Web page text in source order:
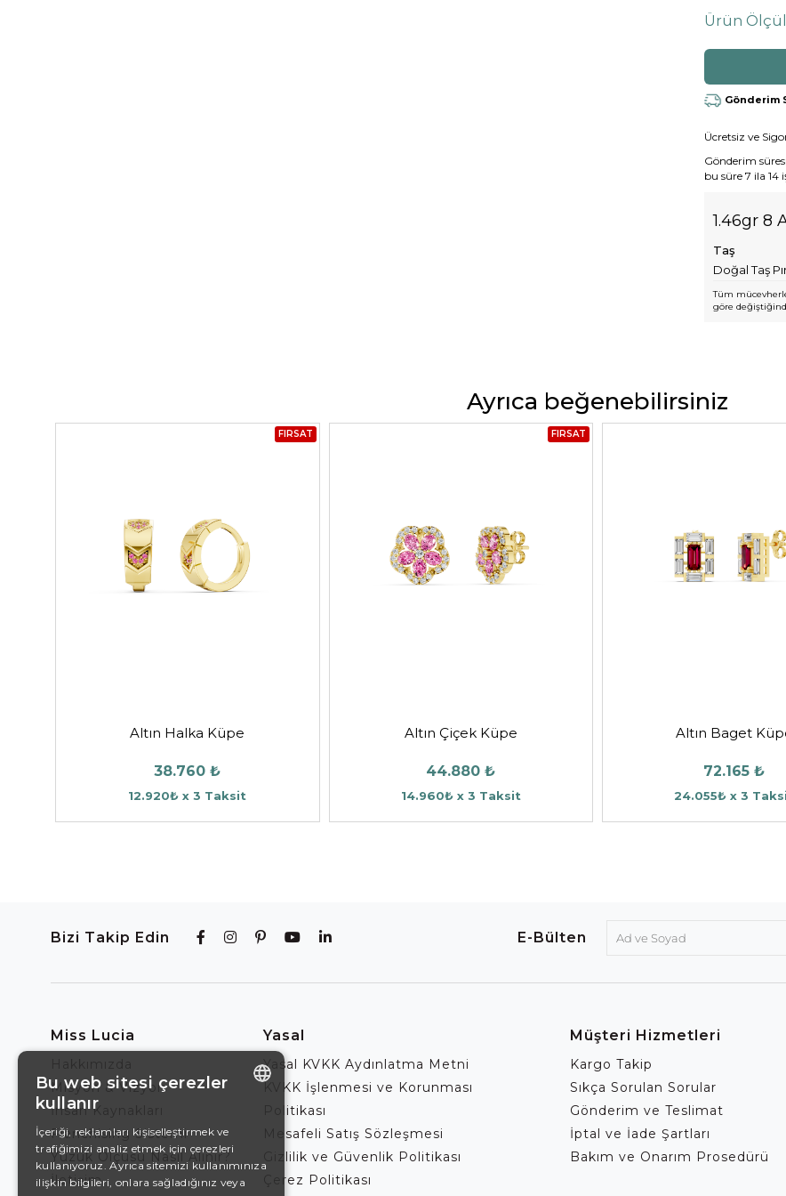
Ürün
Gönderim
Ücretsiz ve
Gönderim
bu süre 7 ila 14
1.46gr 8
Taş
Doğal Taş
Tüm
göre
Ayrıca beğenebilirsiniz
FIRSAT
Altın Halka Küpe
38.760 ₺
12.920₺ x 3 Taksit
FIRSAT
Altın Çiçek Küpe
44.880 ₺
14.960₺ x 3 Taksit
Altın Baget
72.165 ₺
24.055₺ x 3
Bizi Takip Edin E-Bülten
Miss Lucia
Misyon & Vizyon
İnsan Kaynakları
Franchising Sistemi
Yüzük Ölçüsü Nasıl Alınır?
İletişim
Yasal
Yasal KVKK Aydınlatma Metni
KVKK İşlenmesi ve Korunması
Politikası
Mesafeli Satış Sözleşmesi
Gizlilik ve Güvenlik Politikası
Çerez Politikası
Müşteri Hizmetleri
Kargo Takip
Sıkça Sorulan Sorular
Gönderim ve Teslimat
İptal ve İade Şartları
Bakım ve Onarım Prosedürü
DE
EN
Bu web sitesi çerezler
kullanır
İçeriği, reklamları kişiselleştirmek ve
trafiğimizi analiz etmek için çerezleri
kullanıyoruz. Ayrıca sitemizi kullanımınıza
ilişkin bilgileri, onlara sağladığınız veya